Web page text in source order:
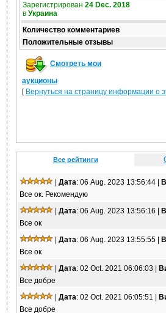
Зарегистрирован 24 Dec. 2018
в Украина
Количество комментариев
Положительные отзывы
Смотреть мои
аукционы
[ Вернуться на страницу информации о
Все рейтинги
| Дата: 06 Aug. 2023 13:56:44 |
Все ок. Рекомендую
| Дата: 06 Aug. 2023 13:56:16 |
Все ок
| Дата: 06 Aug. 2023 13:55:55 |
Все ок
| Дата: 02 Oct. 2021 06:06:03 |
Все добре
| Дата: 02 Oct. 2021 06:05:51 |
Все добре